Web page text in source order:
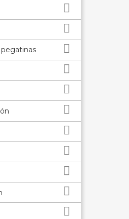


pegatinas 







